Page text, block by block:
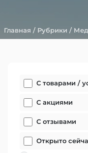
Главная / Рубрики /
С товарами /
С акциями
С отзывами
Открыто